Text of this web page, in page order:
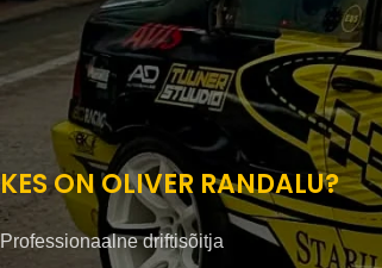
KES ON OLIVER RANDALU?
Professionaalne driftisõitja